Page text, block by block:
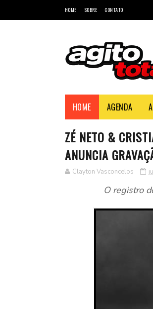
HOME SOBRE CONTATO
HOME AGENDA
ZÉ NETO &
ANUNCIA
Clayton Vasconcelos
O registro